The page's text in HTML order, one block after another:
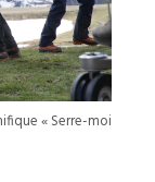
« Serre-moi